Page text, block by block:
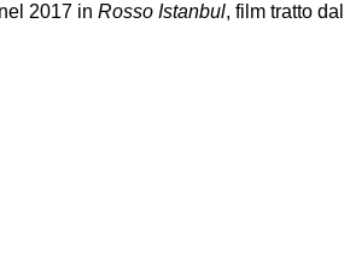
2017 in Rosso Istanbul, film tratto